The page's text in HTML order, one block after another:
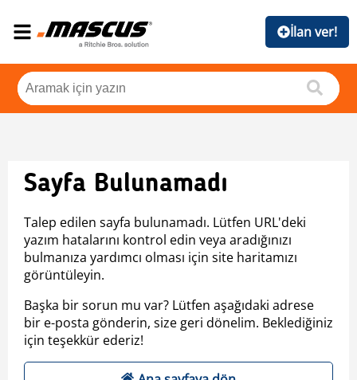
İlan ver!
Sayfa Bulunamadı
Talep edilen sayfa bulunamadı. Lütfen URL'deki
yazım hatalarını kontrol edin veya aradığınızı
bulmanıza yardımcı olması için site haritamızı
görüntüleyin.
Başka bir sorun mu var? Lütfen aşağıdaki adrese
bir e-posta gönderin, size geri dönelim. Beklediğiniz
için teşekkür ederiz!